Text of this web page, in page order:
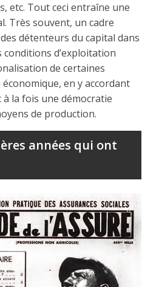
etc. Tout ceci entraîne une
Très souvent, un cadre
détenteurs du capital dans
d’exploitation
de certaines
en y accordant
à la fois une démocratie
de production.
années qui ont